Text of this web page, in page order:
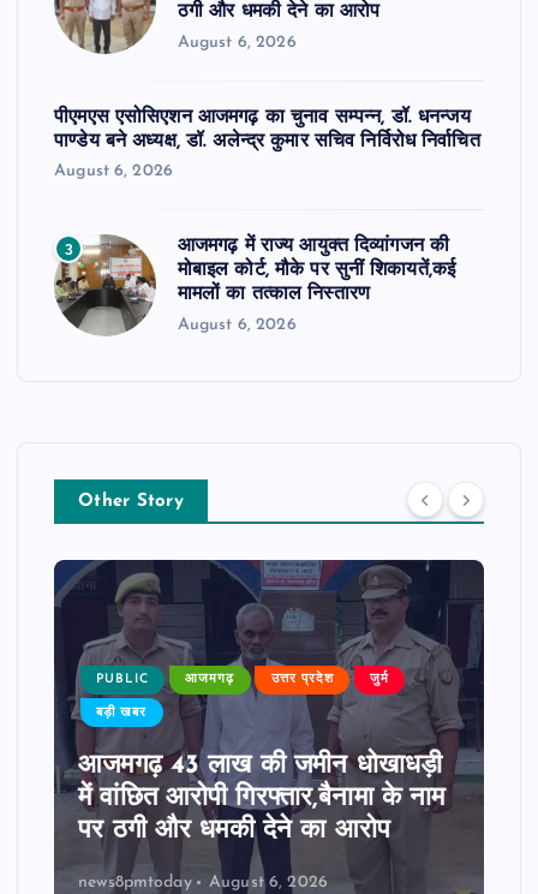
ठगी और धमकी देने का आरोप
August 6, 2026
पीएमएस एसोसिएशन आजमगढ़ का चुनाव सम्पन्न, डॉ. धनन्जय
पाण्डेय बने अध्यक्ष, डॉ. अलेन्द्र कुमार सचिव निर्विरोध निर्वाचित
August 6, 2026
3
आजमगढ़ में राज्य आयुक्त दिव्यांगजन की
मोबाइल कोर्ट, मौके पर सुनीं शिकायतें,कई
मामलों का तत्काल निस्तारण
August 6, 2026
Other Story
PUBLIC आजमगढ़ उत्तर प्रदेश जुर्म
बड़ी खबर
आजमगढ़ 43 लाख की जमीन धोखाधड़ी
में वांछित आरोपी गिरफ्तार,बैनामा के नाम
पर ठगी और धमकी देने का आरोप
news8pmtoday August 6, 2026